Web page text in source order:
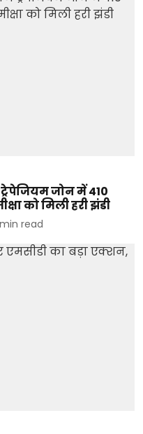
जोन में 410
को मिली हरी झंडी
min read